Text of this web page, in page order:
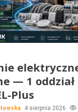
— 1
Plus
4 sierpnia 2026